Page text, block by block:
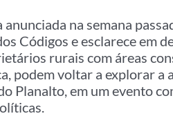
na semana
Códigos e esclarece em
rurais com áreas
podem voltar a explorar a
Planalto, em um evento